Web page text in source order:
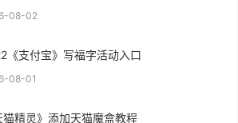
08-02
《支付宝》写福字活动入口
08-01
猫精灵》添加天猫魔盒教程